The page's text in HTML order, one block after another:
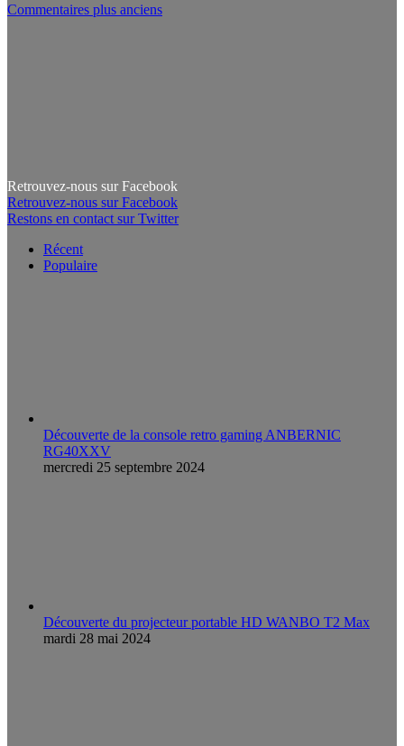
Commentaires plus anciens
Retrouvez-nous sur Facebook
Retrouvez-nous sur Facebook
Restons en contact sur Twitter
Récent
Populaire
Découverte de la console retro gaming ANBERNIC
RG40XXV
mercredi 25 septembre 2024
Découverte du projecteur portable HD WANBO T2 Max
mardi 28 mai 2024